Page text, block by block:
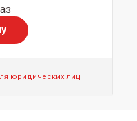
юридических лиц